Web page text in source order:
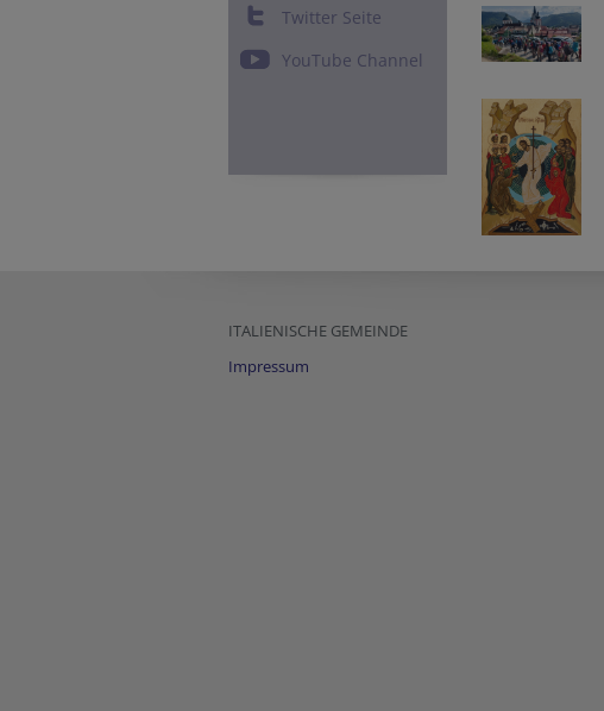
Twitter Seite
YouTube Channel
ITALIENISCHE GEMEINDE
Impressum